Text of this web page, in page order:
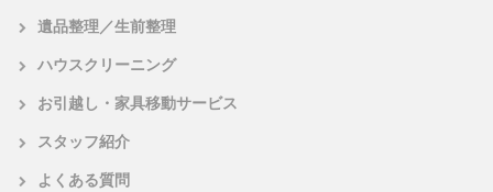
遺品整理／生前整理
ハウスクリーニング
お引越し・家具移動サービス
スタッフ紹介
よくある質問